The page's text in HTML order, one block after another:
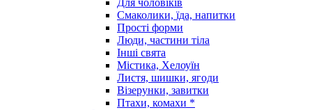
Смаколики, їда, напитки
Прості форми
Люди, частини тіла
Інші свята
Містика, Хелоуїн
Листя, шишки, ягоди
Візерунки, завитки
Птахи, комахи *